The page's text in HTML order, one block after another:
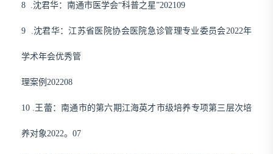
8 .沈君华：南通市医学会“科普之星”202109
9 .沈君华：江苏省医院协会医院急诊管理专业委员会2022年
学术年会优秀管
理案例 202208
10 .王蕾：南通市的第六期江海英才市级培养专项第三层次培
养对象2022。 07